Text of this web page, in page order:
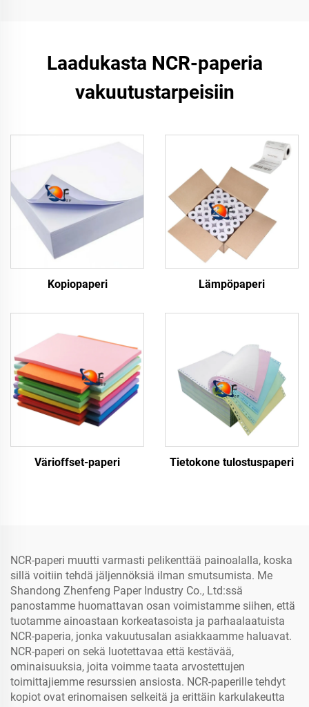
Laadukasta NCR-paperia
vakuutustarpeisiin
Kopiopaperi Lämpöpaperi
Värioffset-paperi Tietokone tulostuspaperi
NCR-paperi muutti varmasti pelikenttää painoalalla, koska
sillä voitiin tehdä jäljennöksiä ilman smutsumista. Me
Shandong Zhenfeng Paper Industry Co., Ltd:ssä
panostamme huomattavan osan voimistamme siihen, että
tuotamme ainoastaan korkeatasoista ja parhaalaatuista
NCR-paperia, jonka vakuutusalan asiakkaamme haluavat.
NCR-paperi on sekä luotettavaa että kestävää,
ominaisuuksia, joita voimme taata arvostettujen
toimittajiemme resurssien ansiosta. NCR-paperille tehdyt
kopiot ovat erinomaisen selkeitä ja erittäin karkulakeutta